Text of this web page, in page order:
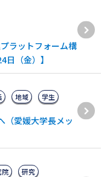
ラットフォーム構
（金）】
（愛媛大学長メッ
地域 学生
院 研究